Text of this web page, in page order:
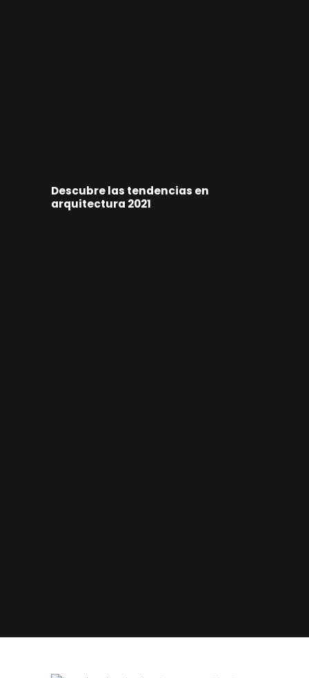
Descubre las tendencias en
arquitectura 2021